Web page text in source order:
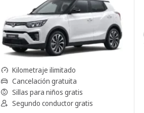
Kilometraje ilimitado
Cancelación gratuita
Sillas para niños gratis
Segundo conductor gratis